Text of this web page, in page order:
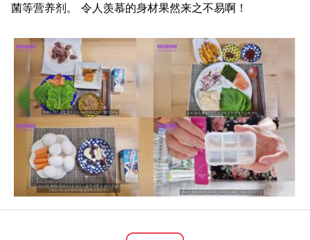
菌等营养剂。 令人羡慕的身材果然来之不易啊！